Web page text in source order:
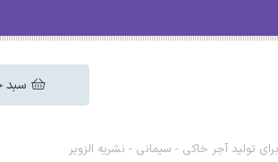
سبد
تولید آجر خاکی - سیمانی - نشریه الزویر